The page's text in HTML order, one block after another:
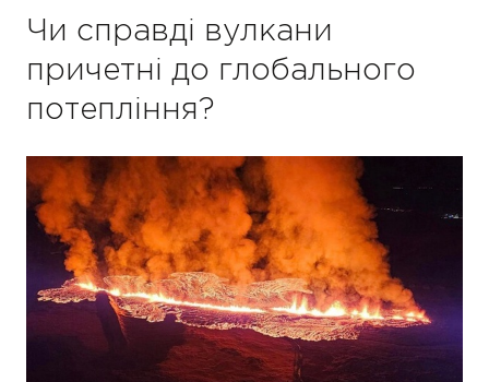
Чи справді вулкани
причетні до глобального
потепління?